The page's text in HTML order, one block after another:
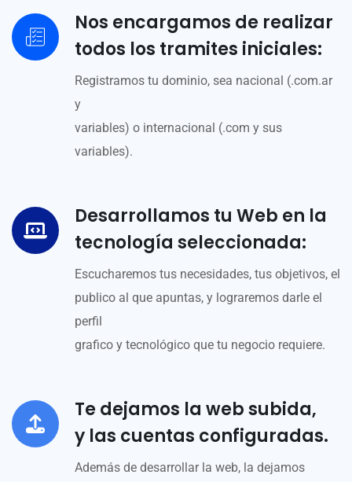
Nos encargamos de realizar
todos los tramites iniciales:
Registramos tu dominio, sea nacional (.com.ar
y
variables) o internacional (.com y sus
variables).
Desarrollamos tu Web en la
tecnología seleccionada:
Escucharemos tus necesidades, tus objetivos, el
publico al que apuntas, y lograremos darle el
perfil
grafico y tecnológico que tu negocio requiere.
Te dejamos la web subida,
y las cuentas configuradas.
Además de desarrollar la web, la dejamos